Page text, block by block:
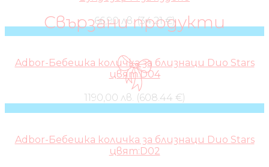
Свързани продукти
66,90 лв. (34.21 €)
Adbor-Бебешка количка за близнаци Duo Stars
цвят:D04
1190,00 лв. (608.44 €)
Adbor-Бебешка количка за близнаци Duo Stars
цвят:D02